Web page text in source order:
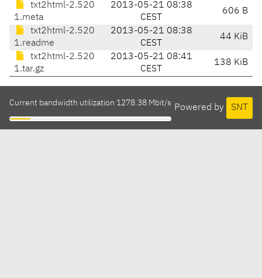
txt2html-2.520
1.meta
2013-05-21 08:38
CEST
606 B
txt2html-2.520
1.readme
2013-05-21 08:38
CEST
44 KiB
txt2html-2.520
1.tar.gz
2013-05-21 08:41
CEST
138 KiB
Powered by SNT
Current bandwidth utilization 1278.38 Mbit/s